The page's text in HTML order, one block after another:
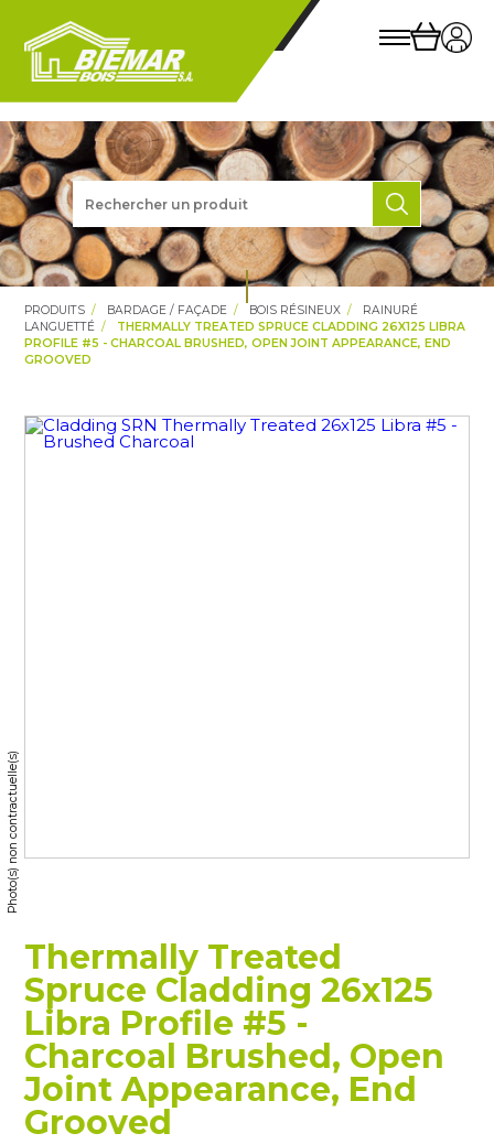
PRODUITS BARDAGE / FAÇADE BOIS RÉSINEUX
RAINURÉ
LANGUETTÉ
THERMALLY TREATED SPRUCE CLADDING 26X125 LIBRA
PROFILE #5 - CHARCOAL BRUSHED, OPEN JOINT APPEARANCE, END
GROOVED
Photo(s) non contractuelle(s)
Thermally Treated
Spruce Cladding 26x125
Libra Profile #5 -
Charcoal Brushed, Open
Joint Appearance, End
Grooved